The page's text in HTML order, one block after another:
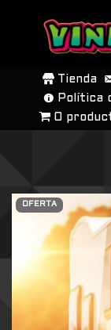
SALTAR
CONTENIDO
Tienda
Política
0
OFERTA